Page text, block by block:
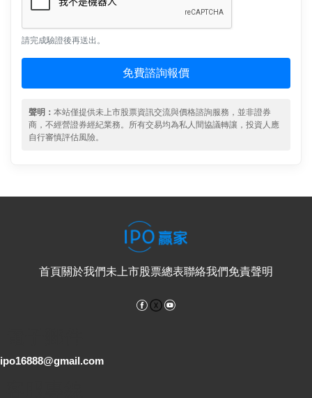
請完成驗證後再送出。
免費諮詢報價
聲明： 本站僅提供未上市股票資訊交流與價格諮詢服務，並非證券
商，不經營證券經紀業務。所有交易均為私人間協議轉讓，投資人應
自行審慎評估風險。
首頁關於我們未上市股票總表聯絡我們免責聲明
Facebook
ipo16888@gmail.com